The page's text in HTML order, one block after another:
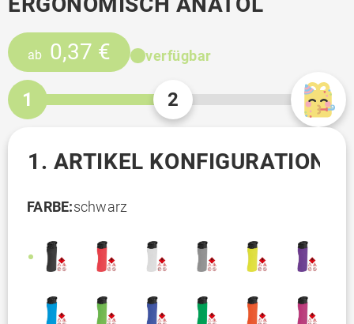
ab 0,37 € verfügbar
1 2
1. ARTIKEL KONFIGURATION
FARBE:schwarz